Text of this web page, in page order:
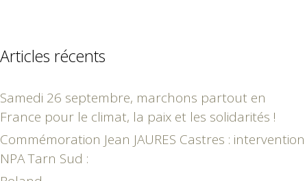
Articles récents
Samedi 26 septembre, marchons partout en
France pour le climat, la paix et les solidarités !
Commémoration Jean JAURES Castres : intervention
NPA Tarn Sud :